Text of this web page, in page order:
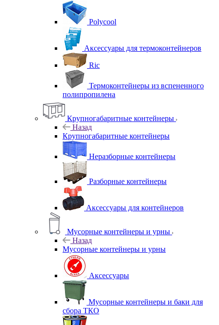
Polycool
Аксессуары для термоконтейнеров
Ric
Термоконтейнеры из вспененного
полипропилена
Крупногабаритные контейнеры
Назад
Крупногабаритные контейнеры
Неразборные контейнеры
Разборные контейнеры
Аксессуары для контейнеров
Мусорные контейнеры и урны
Назад
Мусорные контейнеры и урны
Аксессуары
Мусорные контейнеры и баки для
сбора ТКО